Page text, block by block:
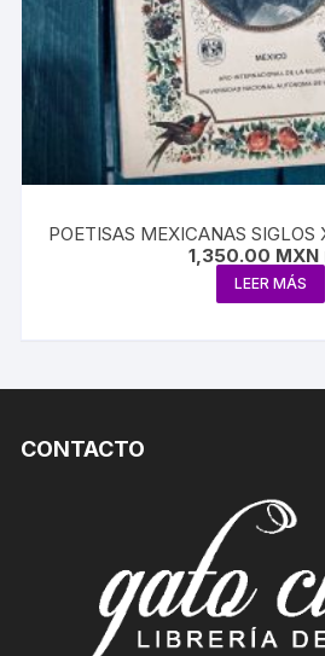
POETISAS MEXICANAS SIGLOS
1,350.00 MXN
LEER MÁS
CONTACTO